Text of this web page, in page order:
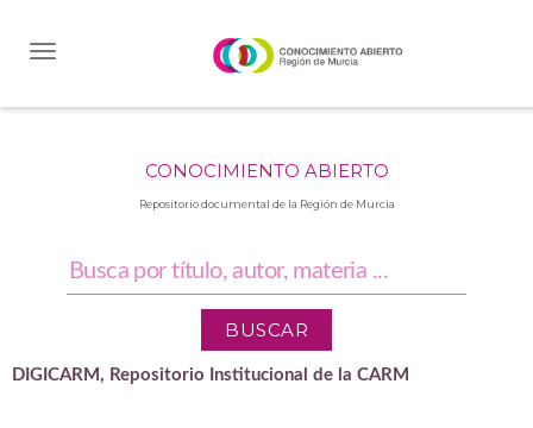
CONOCIMIENTO ABIERTO
Repositorio documental de la Región de Murcia
DIGICARM, Repositorio Institucional de la CARM